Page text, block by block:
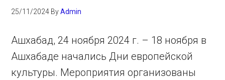
25/11/2024 ByAdmin
Ашхабад, 24 ноября 2024 г. – 18 ноября в
Ашхабаде начались Дни европейской
культуры. Мероприятия организованы